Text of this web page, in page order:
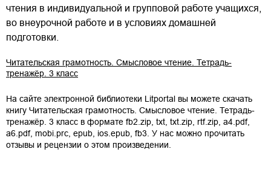
чтения в индивидуальной и групповой работе учащихся,
во внеурочной работе и в условиях домашней
подготовки.
Читательская грамотность. Смысловое чтение. Тетрадь-
тренажёр. 3 класс
На сайте электронной библиотеки Litportal вы можете скачать
книгу Читательская грамотность. Смысловое чтение. Тетрадь-
тренажёр. 3 класс в формате fb2.zip, txt, txt.zip, rtf.zip, a4.pdf,
a6.pdf, mobi.prc, epub, ios.epub, fb3. У нас можно прочитать
отзывы и рецензии о этом произведении.